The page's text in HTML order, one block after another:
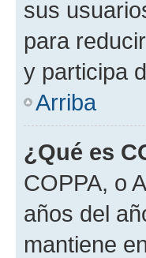
sus
para
y participa
Arriba
¿Qué es
COPPA, o
años del
mantiene